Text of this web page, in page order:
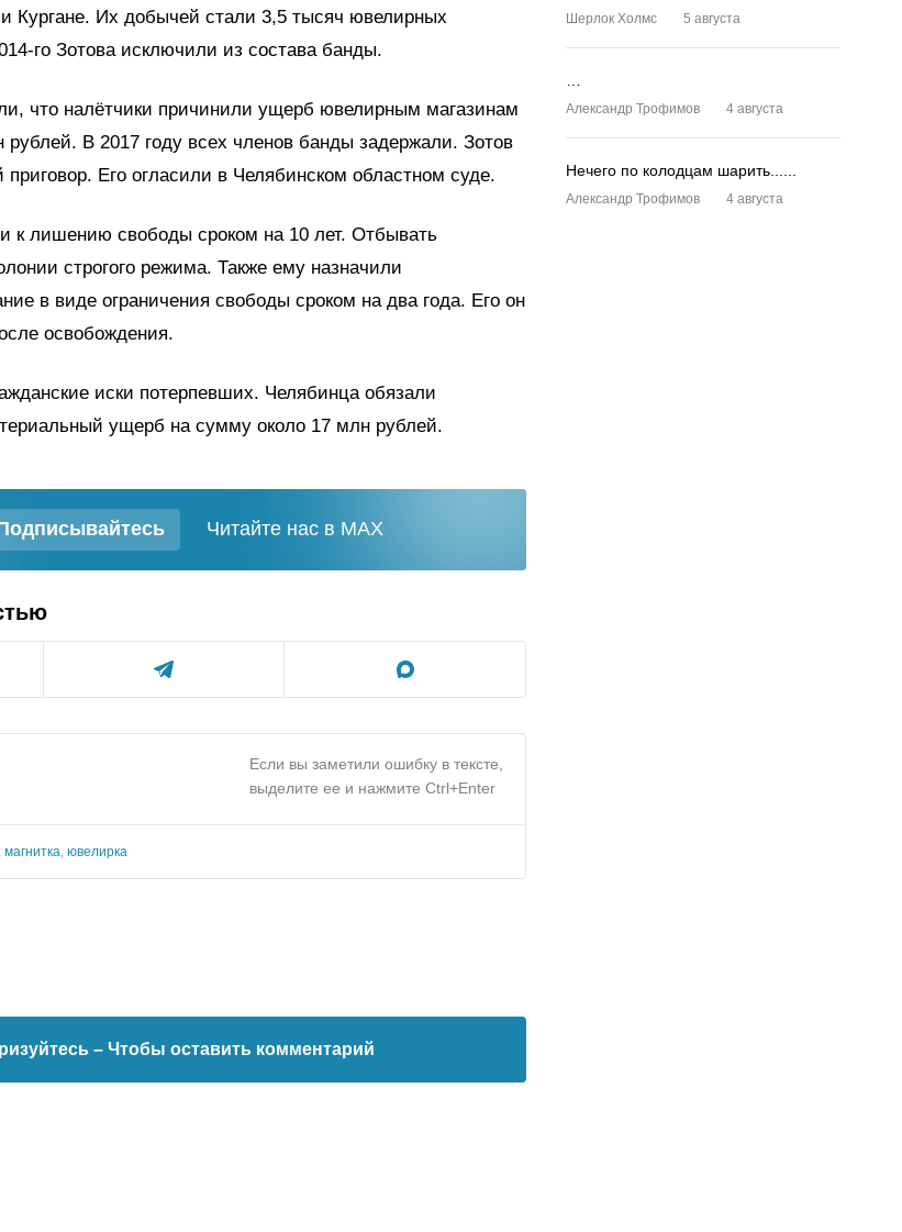
Кургане. Их добычей стали 3,5 тысяч ювелирных
го Зотова исключили из состава банды.
что налётчики причинили ущерб ювелирным магазинам
В 2017 году всех членов банды задержали. Зотов
Его огласили в Челябинском областном суде.
к лишению свободы сроком на 10 лет. Отбывать
строгого режима. Также ему назначили
в виде ограничения свободы сроком на два года. Его он
освобождения.
иски потерпевших. Челябинца обязали
ущерб на сумму около 17 млн рублей.
Читайте нас в MAX
Если вы заметили ошибку в тексте,
выделите ее и нажмите Ctrl+Enter
магнитка ювелирка
– Чтобы оставить комментарий
Шерлок Холмс 5 августа
Александр Трофимов 4 августа
Нечего по колодцам шарить......
Александр Трофимов 4 августа